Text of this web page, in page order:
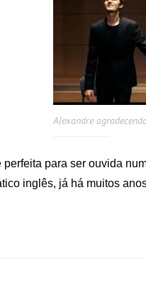
Alexandre
perfeita para ser ouvida
inglês, já há muitos